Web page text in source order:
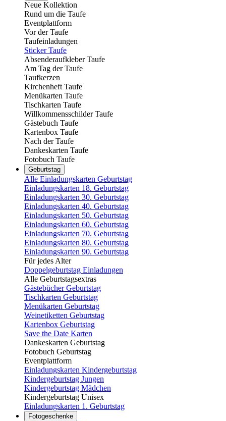
Neue Kollektion
Rund um die Taufe
Eventplattform
Vor der Taufe
Taufeinladungen
Sticker Taufe
Absenderaufkleber Taufe
Am Tag der Taufe
Taufkerzen
Kirchenheft Taufe
Menükarten Taufe
Tischkarten Taufe
Willkommensschilder Taufe
Gästebuch Taufe
Kartenbox Taufe
Nach der Taufe
Dankeskarten Taufe
Fotobuch Taufe
Geburtstag
Alle Einladungskarten Geburtstag
Einladungskarten 18. Geburtstag
Einladungskarten 30. Geburtstag
Einladungskarten 40. Geburtstag
Einladungskarten 50. Geburtstag
Einladungskarten 60. Geburtstag
Einladungskarten 70. Geburtstag
Einladungskarten 80. Geburtstag
Einladungskarten 90. Geburtstag
Für jedes Alter
Doppelgeburtstag Einladungen
Alle Geburtstagsextras
Gästebücher Geburtstag
Tischkarten Geburtstag
Menükarten Geburtstag
Weinetiketten Geburtstag
Kartenbox Geburtstag
Save the Date Karten
Dankeskarten Geburtstag
Fotobuch Geburtstag
Eventplattform
Einladungskarten Kindergeburtstag
Kindergeburtstag Jungen
Kindergeburtstag Mädchen
Kindergeburtstag Unisex
Einladungskarten 1. Geburtstag
Fotogeschenke